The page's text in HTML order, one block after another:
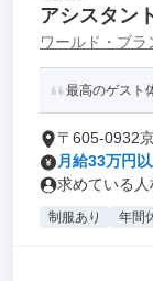
アシスタン
ワールド・ブ
最高のゲスト
〒605-0932
月給33万円
求めている人
制服あり 年間